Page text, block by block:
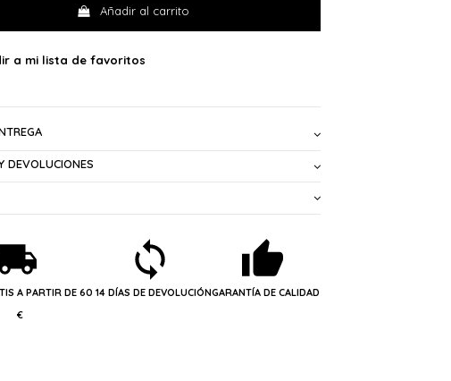
Añadir al carrito
DEVOLUCIONES
A PARTIR DE 60
€
14 DÍAS DE DEVOLUCIÓNGARANTÍA DE CALIDAD